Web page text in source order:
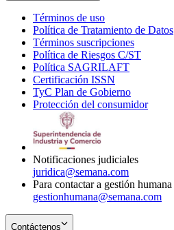
Términos de uso
in
new
window
Política de Tratamiento de Datos
Términos suscripciones
in
Política de Riesgos C/ST
Política SAGRILAFT
new
window
Certificación ISSN
in
new
TyC Plan de Gobierno
in
Protección del consumidorOpens
Notificaciones judiciales
juridica@semana.com
Para contactar a gestión humana
gestionhumana@semana.com
Contáctenos